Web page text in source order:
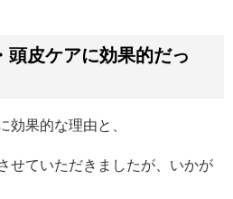
頭皮ケアに効果的だっ
効果的な理由と、
せていただきましたが、いかが